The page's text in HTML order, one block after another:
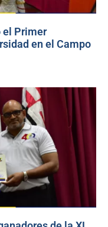
el Primer
en el Campo